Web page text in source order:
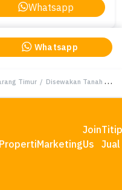
Whatsapp
Whatsapp
Timur / Disewakan Tanah Premium di Semarang Timur, Semarang, LT 842m²
PropertiMarketing
Join
Us
Jual